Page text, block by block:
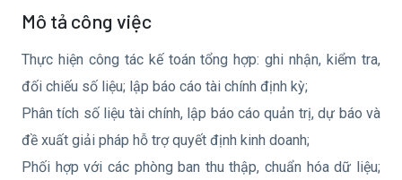
Mô tả công việc
Thực hiện công tác kế toán tổng hợp: ghi nhận, kiểm tra,
đối chiếu số liệu; lập báo cáo tài chính định kỳ;
Phân tích số liệu tài chính, lập báo cáo quản trị, dự báo và
đề xuất giải pháp hỗ trợ quyết định kinh doanh;
Phối hợp với các phòng ban thu thập, chuẩn hóa dữ liệu;